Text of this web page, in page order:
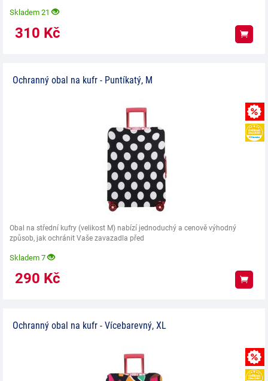
Skladem 21
310 Kč
Ochranný obal na kufr - Puntíkatý, M
Obal na střední kufry (velikost M) nabízí jednoduchý a cenově výhodný
způsob, jak ochránit Vaše zavazadla před
Skladem 7
290 Kč
Ochranný obal na kufr - Vícebarevný, XL